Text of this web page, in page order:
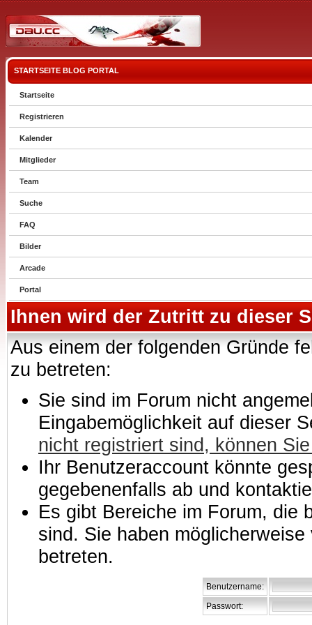
STARTSEITE BLOG PORTAL
Startseite
Registrieren
Kalender
Mitglieder
Team
Suche
FAQ
Bilder
Arcade
Portal
Ihnen wird der Zutritt zu dieser
Aus einem der folgenden Gründe
zu betreten:
Sie sind im Forum nicht
Eingabemöglichkeit auf dieser
nicht registriert sind, können
Ihr Benutzeraccount könnte
gegebenenfalls ab und
Es gibt Bereiche im Forum, die
sind. Sie haben
betreten.
Benutzername:
Passwort: